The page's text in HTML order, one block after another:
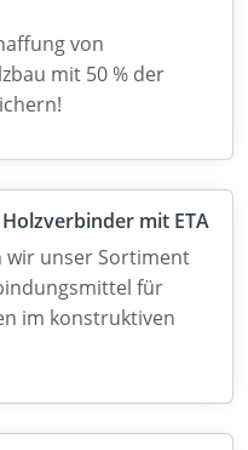
von
mit 50 % der
mit ETA
wir unser Sortiment
für
im konstruktiven